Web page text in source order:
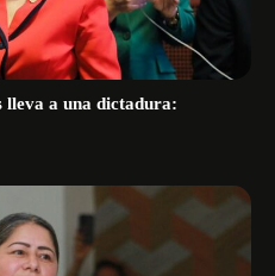
lleva a una dictadura: